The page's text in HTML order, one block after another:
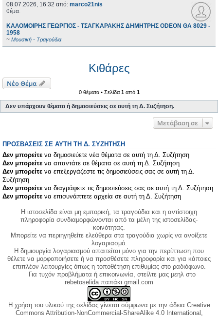
08.07.2026, 16:32 από: marco21nis
θέμα:
ΚΑΛΟΜΟΙΡΗΣ ΓΕΩΡΓΙΟΣ - ΤΣΑΓΚΑΡΑΚΗΣ ΔΗΜΗΤΡΗΣ ODEON GA 8029 -
1958
~ Μουσική - Τραγούδια
Κιθάρες
Νέο Θέμα
0 θέματα • Σελίδα 1από 1
Δεν υπάρχουν θέματα ή δημοσιεύσεις σε αυτή τη Δ. Συζήτηση.
Μετάβαση σε
ΠΡΟΣΒΆΣΕΙΣ ΣΕ ΑΥΤΉ ΤΗ Δ. ΣΥΖΉΤΗΣΗ
Δεν μπορείτε να δημοσιεύετε νέα θέματα σε αυτή τη Δ. Συζήτηση
Δεν μπορείτε να απαντάτε σε θέματα σε αυτή τη Δ. Συζήτηση
Δεν μπορείτε να επεξεργάζεστε τις δημοσιεύσεις σας σε αυτή τη Δ.
Συζήτηση
Δεν μπορείτε να διαγράφετε τις δημοσιεύσεις σας σε αυτή τη Δ. Συζήτηση
Δεν μπορείτε να επισυνάπτετε αρχεία σε αυτή τη Δ. Συζήτηση
Η ιστοσελίδα είναι μη εμπορική, τα τραγούδια και η αντίστοιχη
πληροφορία συνδιαμορφώνονται από τα μέλη της ιστοσελίδας-
κοινότητας.
Μπορείτε να περιηγηθείτε ελεύθερα στα τραγούδια χωρίς να ανοίξετε
λογαριασμό.
Η δημιουργία λογαριασμού απαιτείται μόνο για την περίπτωση που
θέλετε να μορφοποιήσετε ή να προσθέσετε πληροφορία και για κάποιες
επιπλέον λειτουργίες όπως η τοποθέτηση επιθυμίας στο ραδιόφωνο.
Για τυχόν προβλήματα ή επικοινωνία, στείλτε μας μεηλ στο
rebetoselida παπάκι gmail.com
Η χρήση του υλικού της σελίδας γίνεται σύμφωνα με την άδεια Creative
Commons Attribution-NonCommercial-ShareAlike 4.0 International,